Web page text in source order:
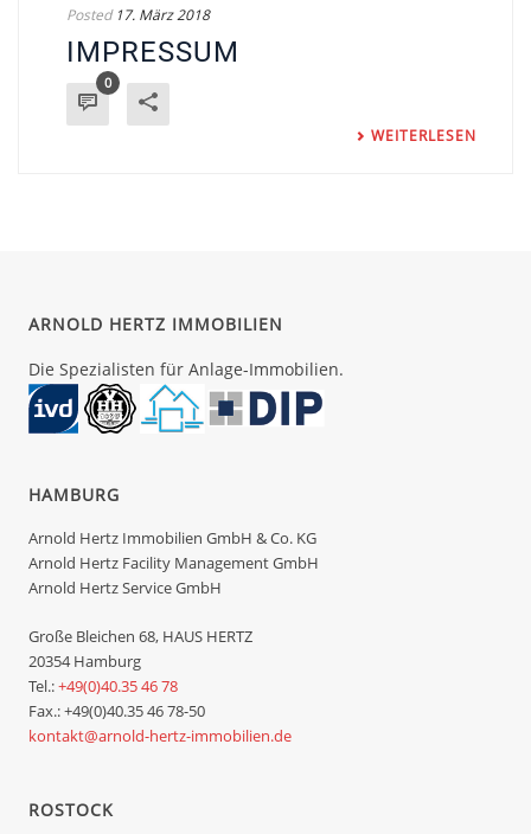
Posted 17. März 2018
IMPRESSUM
0
WEITERLESEN
ARNOLD HERTZ IMMOBILIEN
Die Spezialisten für Anlage-Immobilien.
HAMBURG
Arnold Hertz Immobilien GmbH & Co. KG
Arnold Hertz Facility Management GmbH
Arnold Hertz Service GmbH
Große Bleichen 68, HAUS HERTZ
20354 Hamburg
Tel.:+49(0)40.35 46 78
Fax.: +49(0)40.35 46 78-50
kontakt@arnold-hertz-immobilien.de
ROSTOCK